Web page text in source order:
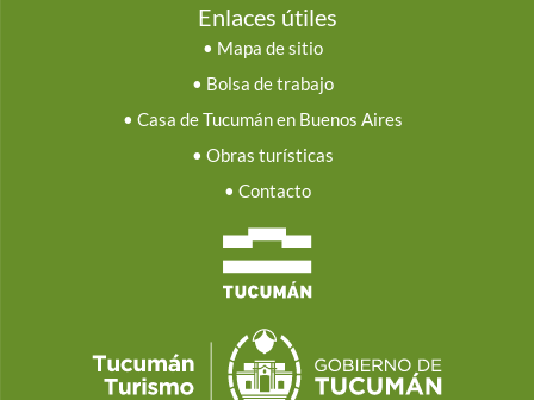
Enlaces útiles
• Mapa de sitio
• Bolsa de trabajo
• Casa de Tucumán en Buenos Aires
• Obras turísticas
• Contacto